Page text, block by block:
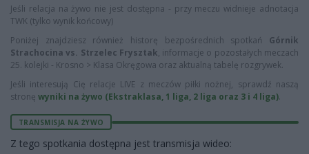
Jeśli relacja na żywo nie jest dostępna - przy meczu widnieje adnotacja
TWK (tylko wynik końcowy)
Poniżej znajdziesz również historę bezpośrednich spotkań Górnik
Strachocina vs. Strzelec Frysztak, informacje o pozostałych meczach
25. kolejki - Krosno > Klasa Okręgowa oraz aktualną tabelę rozgrywek.
Jeśli interesują Cię relacje LIVE z meczów piłki nożnej, sprawdź naszą
stronę wyniki na żywo (Ekstraklasa, 1 liga, 2 liga oraz 3 i 4 liga).
TRANSMISJA NA ŻYWO
Z tego spotkania dostępna jest transmisja wideo: